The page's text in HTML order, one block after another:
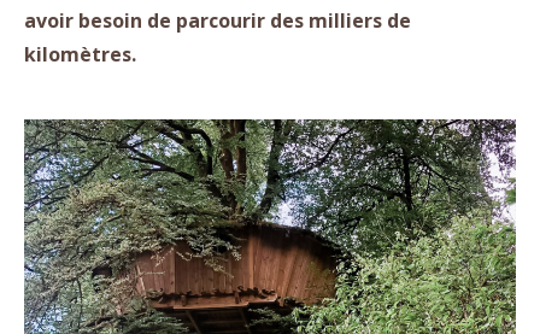
avoir besoin de parcourir des milliers de
kilomètres.